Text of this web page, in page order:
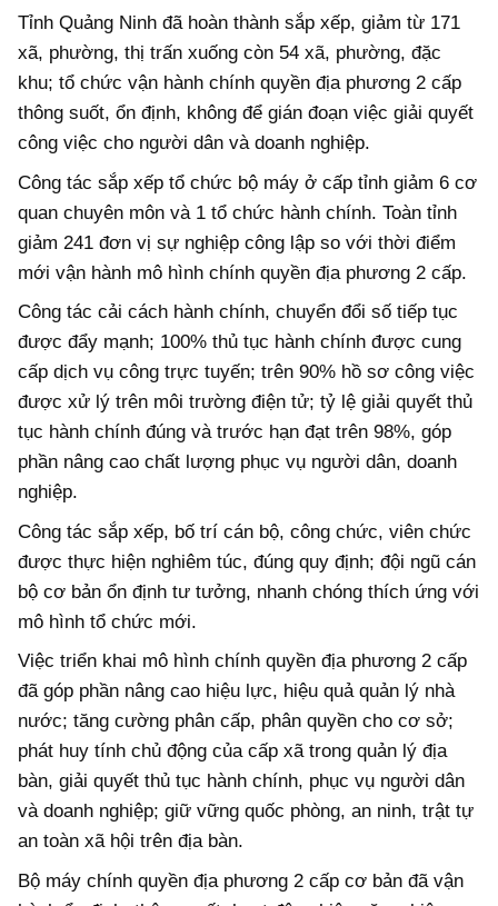
Tỉnh Quảng Ninh đã hoàn thành sắp xếp, giảm từ 171
xã, phường, thị trấn xuống còn 54 xã, phường, đặc
khu; tổ chức vận hành chính quyền địa phương 2 cấp
thông suốt, ổn định, không để gián đoạn việc giải quyết
công việc cho người dân và doanh nghiệp.
Công tác sắp xếp tổ chức bộ máy ở cấp tỉnh giảm 6 cơ
quan chuyên môn và 1 tổ chức hành chính. Toàn tỉnh
giảm 241 đơn vị sự nghiệp công lập so với thời điểm
mới vận hành mô hình chính quyền địa phương 2 cấp.
Công tác cải cách hành chính, chuyển đổi số tiếp tục
được đẩy mạnh; 100% thủ tục hành chính được cung
cấp dịch vụ công trực tuyến; trên 90% hồ sơ công việc
được xử lý trên môi trường điện tử; tỷ lệ giải quyết thủ
tục hành chính đúng và trước hạn đạt trên 98%, góp
phần nâng cao chất lượng phục vụ người dân, doanh
nghiệp.
Công tác sắp xếp, bố trí cán bộ, công chức, viên chức
được thực hiện nghiêm túc, đúng quy định; đội ngũ cán
bộ cơ bản ổn định tư tưởng, nhanh chóng thích ứng với
mô hình tổ chức mới.
Việc triển khai mô hình chính quyền địa phương 2 cấp
đã góp phần nâng cao hiệu lực, hiệu quả quản lý nhà
nước; tăng cường phân cấp, phân quyền cho cơ sở;
phát huy tính chủ động của cấp xã trong quản lý địa
bàn, giải quyết thủ tục hành chính, phục vụ người dân
và doanh nghiệp; giữ vững quốc phòng, an ninh, trật tự
an toàn xã hội trên địa bàn.
Bộ máy chính quyền địa phương 2 cấp cơ bản đã vận